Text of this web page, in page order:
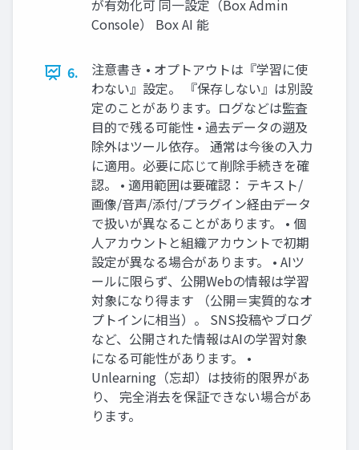
が有効化可 同一設定（Box Admin
Console） Box AI 能
6.
注意書き • オプトアウトは『学習に使
わない』設定。 『保存しない』は別設
定のことがあります。ログなどは監査
目的で残る可能性 • 過去データの遡及
除外はツール依存。 通常は今後の入力
に適用。必要に応じて削除手続きを確
認。 • 適用範囲は要確認： テキスト/
画像/音声/添付/プラグイン経由データ
で扱いが異なることがあります。 • 個
人アカウントと組織アカウントで初期
設定が異なる場合があります。 • AIツ
ールに限らず、公開Webの情報は学習
対象になり得ます （公開＝実質的なオ
プトインに相当）。 SNS投稿やブログ
など、公開された情報はAIの学習対象
になる可能性があります。 •
Unlearning（忘却）は技術的限界があ
り、 完全消去を保証できない場合があ
ります。